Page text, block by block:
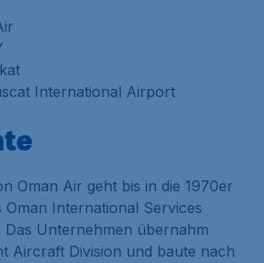
International Airport
Oman Air geht bis in die 1970er
International Services
Das Unternehmen übernahm
Aircraft Division und baute nach